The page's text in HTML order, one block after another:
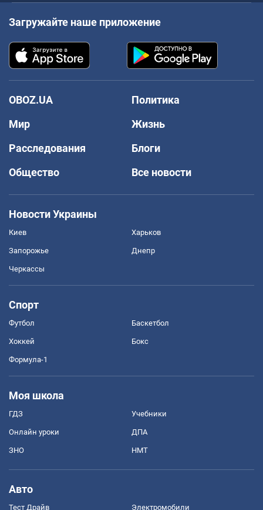
Загружайте наше приложение
OBOZ.UA
Политика
Мир
Жизнь
Расследования
Блоги
Общество
Все новости
Новости Украины
Киев Харьков
Запорожье Днепр
Черкассы
Спорт
Футбол Баскетбол
Хоккей Бокс
Формула-1
Моя школа
ГДЗ Учебники
Онлайн уроки ДПА
ЗНО НМТ
Авто
Тест Драйв Электромобили